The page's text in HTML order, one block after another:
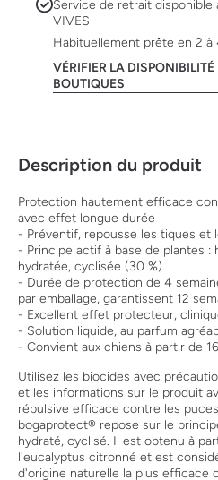
Service de retrait disponible
VIVES
Habituellement prête en 2 à
VÉRIFIER LA
BOUTIQUES
Description du produit
Protection hautement efficace
avec effet longue durée
- Préventif, repousse les tiques et
- Principe actif à base de plantes :
hydratée, cyclisée (30 %)
- Durée de protection de 4
par emballage, garantissent 12
- Excellent effet protecteur,
- Solution liquide, au parfum
- Convient aux chiens à partir de
Utilisez les biocides avec
et les informations sur le produit
répulsive efficace contre les
bogaprotect® repose sur le
hydraté, cyclisé. Il est obtenu à
l'eucalyptus citronné et est
d'origine naturelle la plus efficace